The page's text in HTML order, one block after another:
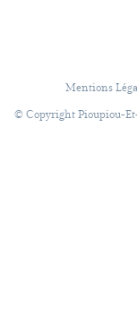
Mentions
© Copyright Pioupiou-